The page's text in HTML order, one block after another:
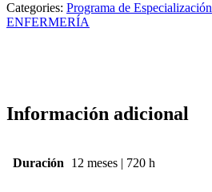
Categories: Programa de Especialización
ENFERMERÍA
Información adicional
Duración 12 meses | 720 h